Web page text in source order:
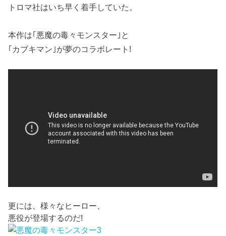
トロマ社はいち早く着手していた。
本作は｢悪魔の毒々モンスター｣と
｢カブキマン｣が夢のコラボレート!
更には、様々なヒーロー、
悪役が登場するのだ!